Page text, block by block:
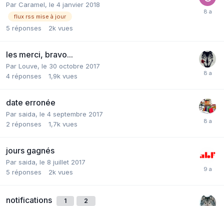
Par Caramel, le 4 janvier 2018
flux rss mise à jour
5 réponses 2k vues
les merci, bravo...
Par Louve, le 30 octobre 2017
4 réponses 1,9k vues
date erronée
Par saida, le 4 septembre 2017
2 réponses 1,7k vues
jours gagnés
Par saida, le 8 juillet 2017
5 réponses 2k vues
notifications 1 2